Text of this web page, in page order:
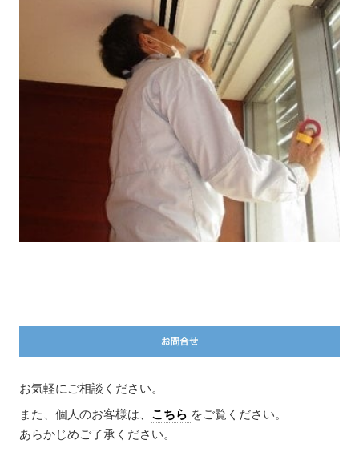
お気軽にご相談ください。
また、個人のお客様は、 こちら をご覧ください。
あらかじめご了承ください。